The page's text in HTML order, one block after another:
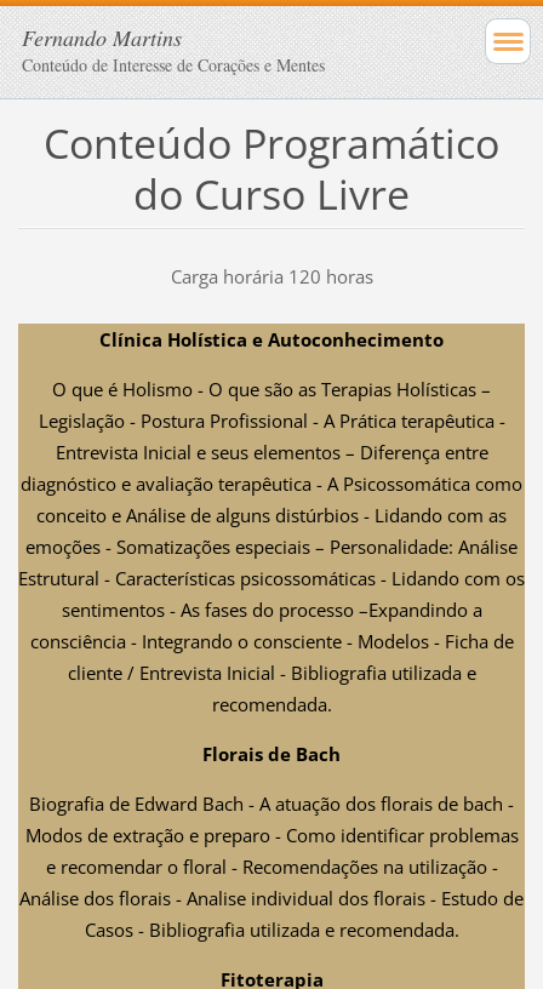
Fernando Martins
Conteúdo de Interesse de Corações e Mentes
Conteúdo Programático
do Curso Livre
Carga horária 120 horas
Clínica Holística e Autoconhecimento
O que é Holismo - O que são as Terapias Holísticas –
Legislação - Postura Profissional - A Prática terapêutica -
Entrevista Inicial e seus elementos – Diferença entre
diagnóstico e avaliação terapêutica - A Psicossomática como
conceito e Análise de alguns distúrbios - Lidando com as
emoções - Somatizações especiais – Personalidade: Análise
Estrutural - Características psicossomáticas - Lidando com os
sentimentos - As fases do processo –Expandindo a
consciência - Integrando o consciente - Modelos - Ficha de
cliente / Entrevista Inicial - Bibliografia utilizada e
recomendada.
Florais de Bach
Biografia de Edward Bach - A atuação dos florais de bach -
Modos de extração e preparo - Como identificar problemas
e recomendar o floral - Recomendações na utilização -
Análise dos florais - Analise individual dos florais - Estudo de
Casos - Bibliografia utilizada e recomendada.
Fitoterapia